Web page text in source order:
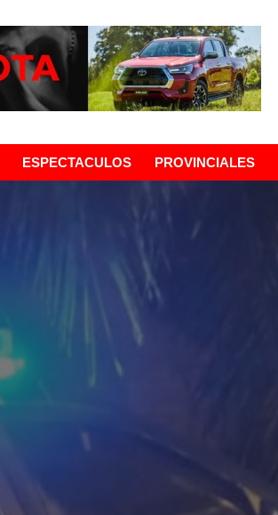
ESPECTACULOS PROVINCIALES